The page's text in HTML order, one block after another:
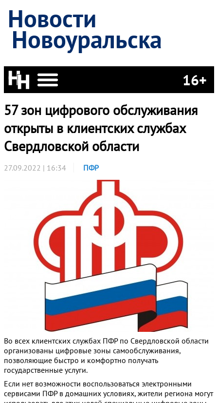
Новости
Новоуральска
16+
57 зон цифрового обслуживания
открыты в клиентских службах
Свердловской области
27.09.2022 | 16:34 ПФР
Во всех клиентских службах ПФР по Свердловской области
организованы цифровые зоны самообслуживания,
позволяющие быстро и комфортно получать
государственные услуги.
Если нет возможности воспользоваться электронными
сервисами ПФР в домашних условиях, жители региона могут